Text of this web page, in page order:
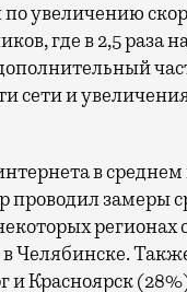
где в 2,5 раза
сети и
в
проводил замеры
регионах
Челябинске.
Красноярск